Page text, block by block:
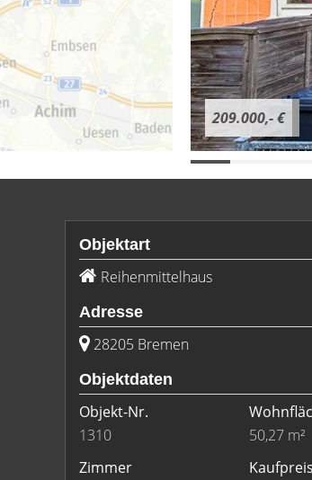
209.000,- €
Objektart
Reihenmittelhaus
Adresse
28205 Bremen
Objektdaten
Objekt-Nr.
1310
50,27 m²
Zimmer
Kaufpreis